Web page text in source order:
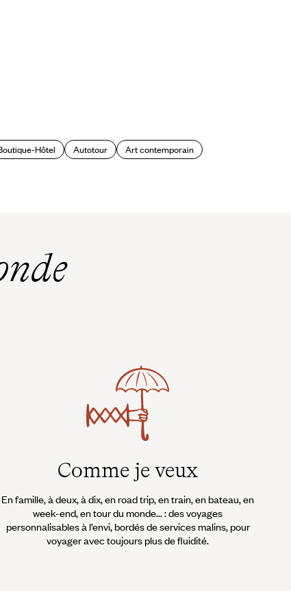
Hôtel Autotour Art contemporain
Comme je veux
En famille, à deux, à dix, en road trip, en train, en bateau, en
week-end, en tour du monde... : des voyages
personnalisables à l’envi, bordés de services malins, pour
voyager avec toujours plus de fluidité.